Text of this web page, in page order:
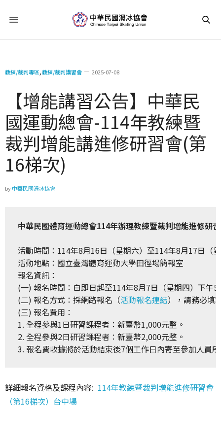
教練/裁判專區,教練/裁判講習會 2025-07-08
【增能講習公告】中華民
國運動總會-114年教練暨
裁判增能講進修研習會(第
16梯次)
by中華民國滑冰協會
活動時間：114年8月16日（星期六）至114年8月17日（
活動地點：國立臺灣體育運動大學田徑場簡報室
報名資訊：
(一) 報名時間：自即日起至114年8月7日（星期四）下午
(二) 報名方式：採網路報名（活動報名連結），請務必填
(三) 報名費用：
1. 全程參與1日研習課程者：新臺幣1,000元整。
2. 全程參與2日研習課程者：新臺幣2,000元整。
3. 報名費收據將於活動結束後7個工作日內寄至參加人員
詳細報名資格及課程內容: 114年教練暨裁判增能進修研習會
（第16梯次）台中場